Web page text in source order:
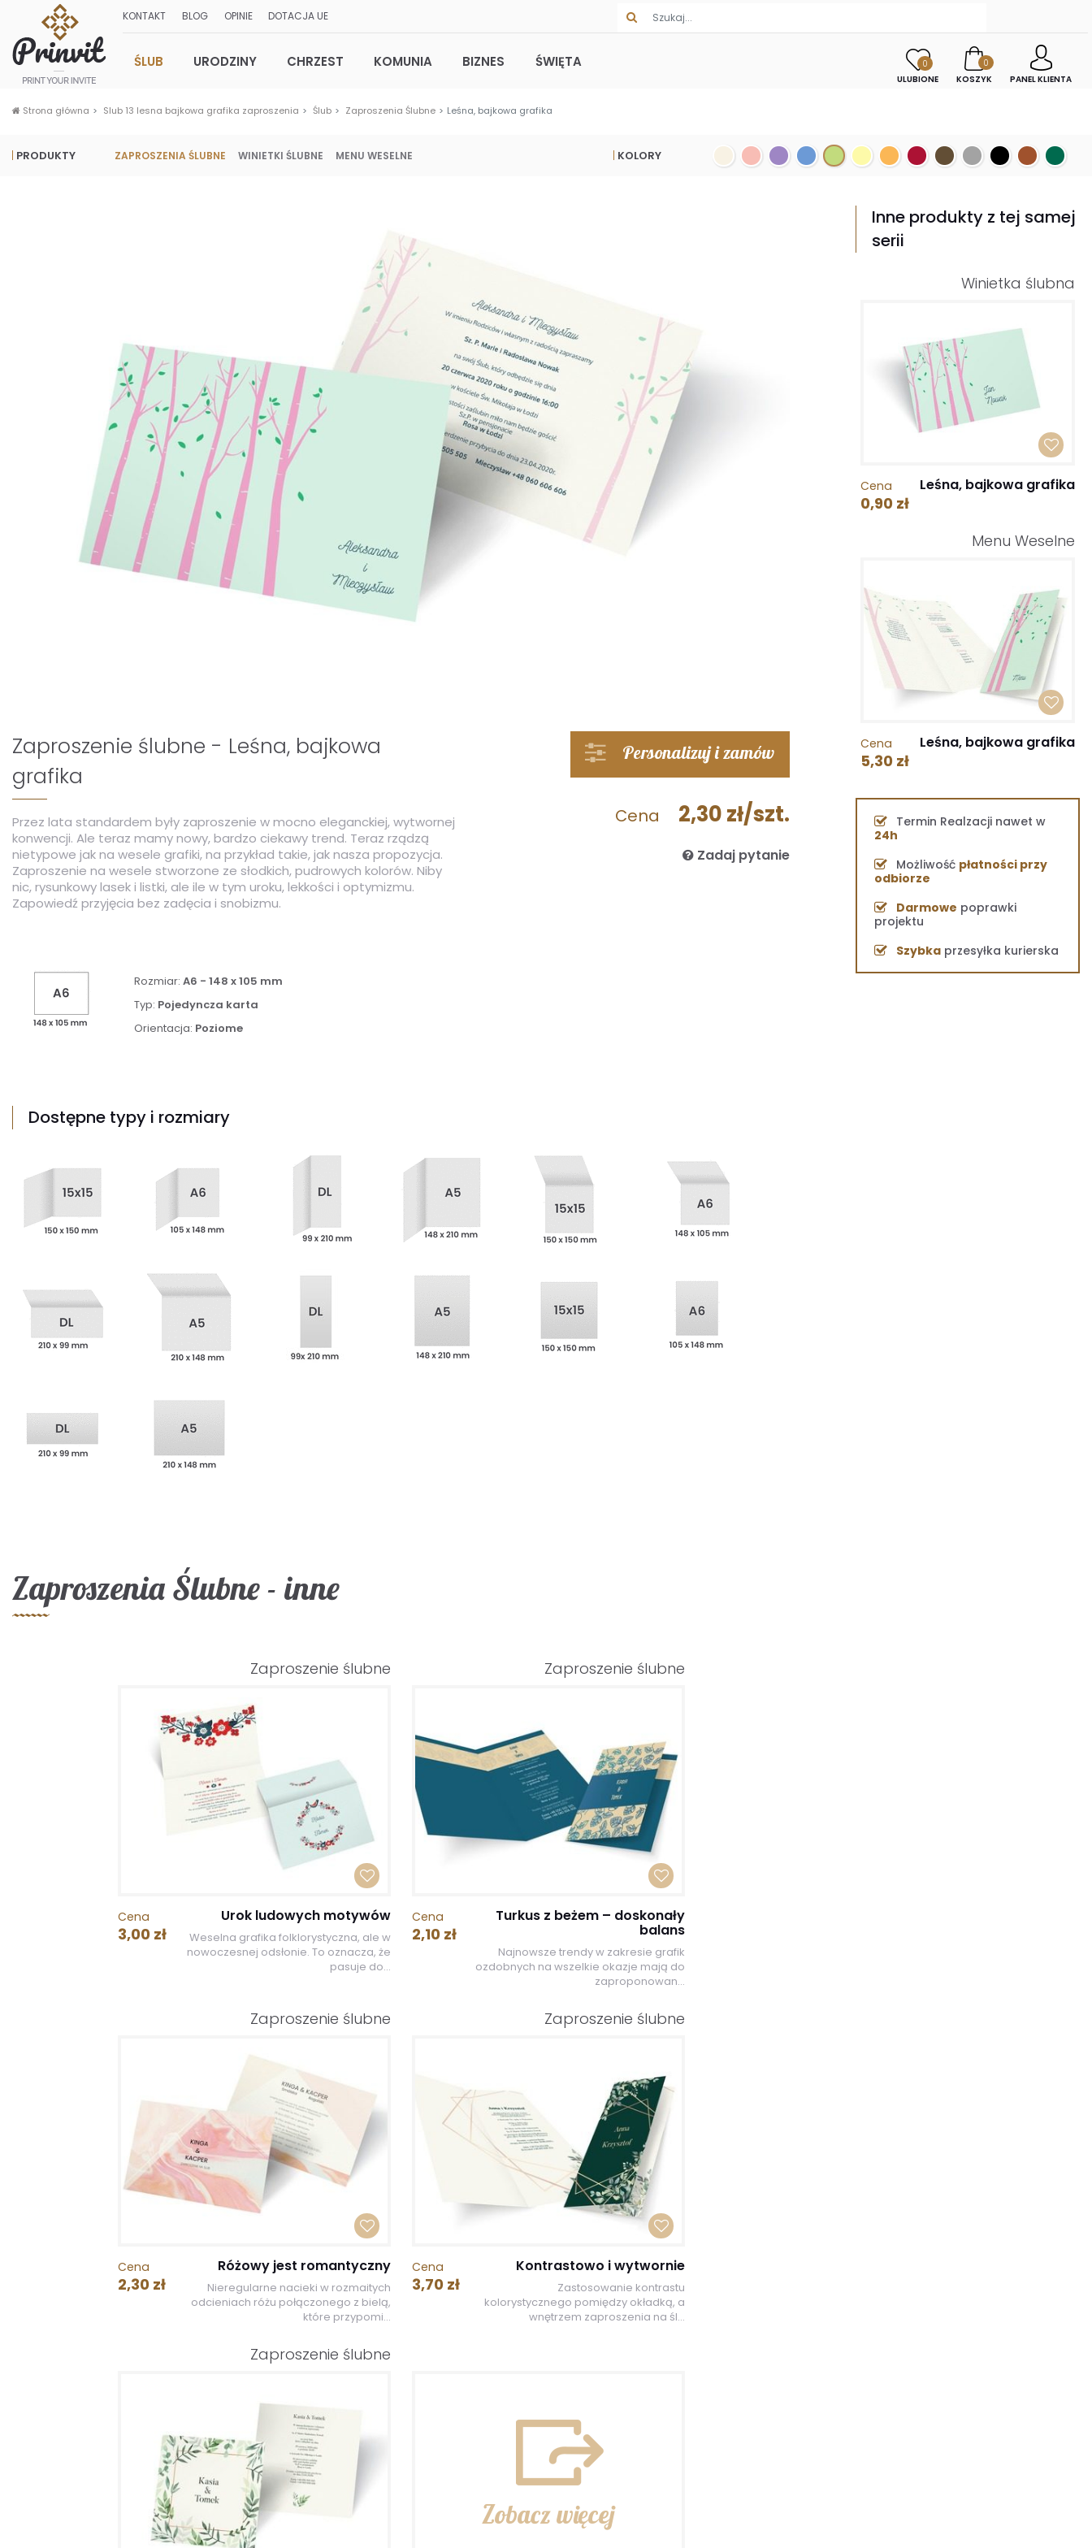
KONTAKT BLOG OPINIE DOTACJA UE
ŚLUB URODZINY CHRZEST KOMUNIA BIZNES ŚWIĘTA
0
ULUBIONE
0
KOSZYK
PANEL KLIENTA
Strona główna Slub 13 lesna bajkowa grafika zaproszenia Ślub Zaproszenia Ślubne Leśna, bajkowa grafika
PRODUKTY ZAPROSZENIA ŚLUBNE WINIETKI ŚLUBNE MENU WESELNE KOLORY
Cena 2,30 zł/szt.
Personalizuj i zamów
Zadaj pytanie
Rozmiar: A6 - 148 x 105 mm
Typ: Pojedyncza karta
Orientacja: Poziome
Zaproszenie ślubne - Leśna, bajkowa
grafika
Przez lata standardem były zaproszenie w mocno eleganckiej, wytwornej
konwencji. Ale teraz mamy nowy, bardzo ciekawy trend. Teraz rządzą
nietypowe jak na wesele grafiki, na przykład takie, jak nasza propozycja.
Zaproszenie na wesele stworzone ze słodkich, pudrowych kolorów. Niby
nic, rysunkowy lasek i listki, ale ile w tym uroku, lekkości i optymizmu.
Zapowiedź przyjęcia bez zadęcia i snobizmu.
Dostępne typy i rozmiary
Zaproszenia Ślubne - inne
Zaproszenie ślubne
Cena
3,00 zł
Urok ludowych motywów
Weselna grafika folklorystyczna, ale w
nowoczesnej odsłonie. To oznacza, że
pasuje do...
Zaproszenie ślubne
Cena
2,10 zł
Turkus z beżem – doskonały
balans
Najnowsze trendy w zakresie grafik
ozdobnych na wszelkie okazje mają do
zaproponowan...
Zaproszenie ślubne
Cena
2,30 zł
Różowy jest romantyczny
Nieregularne nacieki w rozmaitych
odcieniach różu połączonego z bielą,
które przypomi...
Zaproszenie ślubne
Cena
3,70 zł
Kontrastowo i wytwornie
Zastosowanie kontrastu
kolorystycznego pomiędzy okładką, a
wnętrzem zaproszenia na śl...
Zaproszenie ślubne
Zobacz więcej
Inne produkty z tej samej
serii
Winietka ślubna
Cena
0,90 zł
Leśna, bajkowa grafika
Menu Weselne
Cena
5,30 zł
Leśna, bajkowa grafika
Termin Realzacji nawet w
24h
Możliwość płatności przy
odbiorze
Darmowe poprawki
projektu
Szybka przesyłka kurierska